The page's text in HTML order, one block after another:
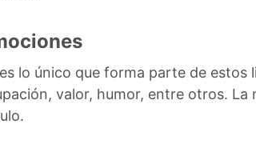
lo único que forma parte de
valor, humor, entre otros.